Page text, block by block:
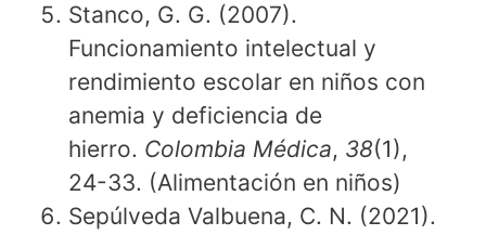
Stanco, G. G. (2007).
Funcionamiento intelectual y
rendimiento escolar en niños con
anemia y deficiencia de
hierro. Colombia Médica, 38(1),
24-33. (Alimentación en niños)
Sepúlveda Valbuena, C. N. (2021).